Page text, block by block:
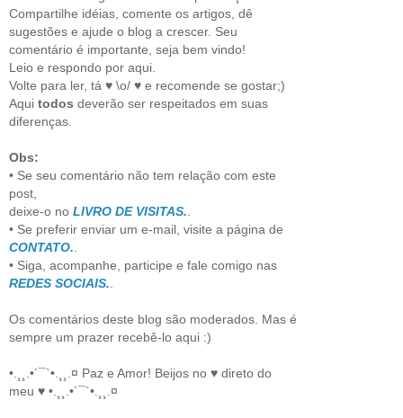
Compartilhe idéias, comente os artigos, dê
sugestões e ajude o blog a crescer. Seu
comentário é importante, seja bem vindo!
Leio e respondo por aqui.
Volte para ler, tá ♥ \o/ ♥ e recomende se gostar;)
Aqui todos deverão ser respeitados em suas
diferenças.
Obs:
• Se seu comentário não tem relação com este
post,
deixe-o no LIVRO DE VISITAS.
• Se preferir enviar um e-mail, visite a página de
CONTATO.
• Siga, acompanhe, participe e fale comigo nas
REDES SOCIAIS.
Os comentários deste blog são moderados. Mas é
sempre um prazer recebê-lo aqui :)
•.¸¸.•´¯`•.¸¸.¤ Paz e Amor! Beijos no ♥ direto do
meu ♥ •.¸¸.•´¯`•.¸¸.¤